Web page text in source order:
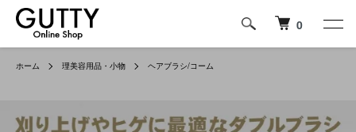
0
ホーム 理美容用品・小物 ヘアブラシ/コーム